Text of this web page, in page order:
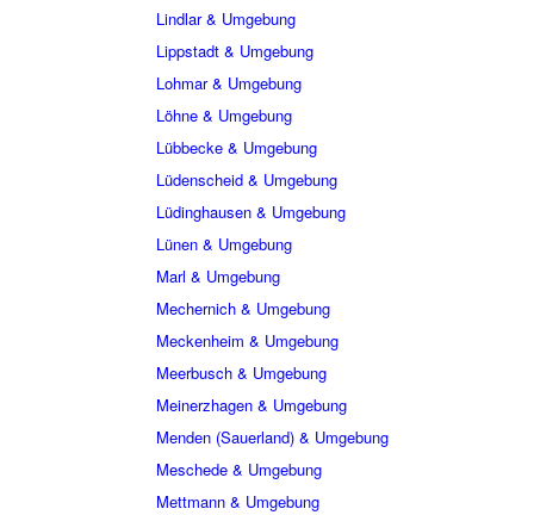
Lindlar & Umgebung
Lippstadt & Umgebung
Lohmar & Umgebung
Löhne & Umgebung
Lübbecke & Umgebung
Lüdenscheid & Umgebung
Lüdinghausen & Umgebung
Lünen & Umgebung
Marl & Umgebung
Mechernich & Umgebung
Meckenheim & Umgebung
Meerbusch & Umgebung
Meinerzhagen & Umgebung
Menden (Sauerland) & Umgebung
Meschede & Umgebung
Mettmann & Umgebung